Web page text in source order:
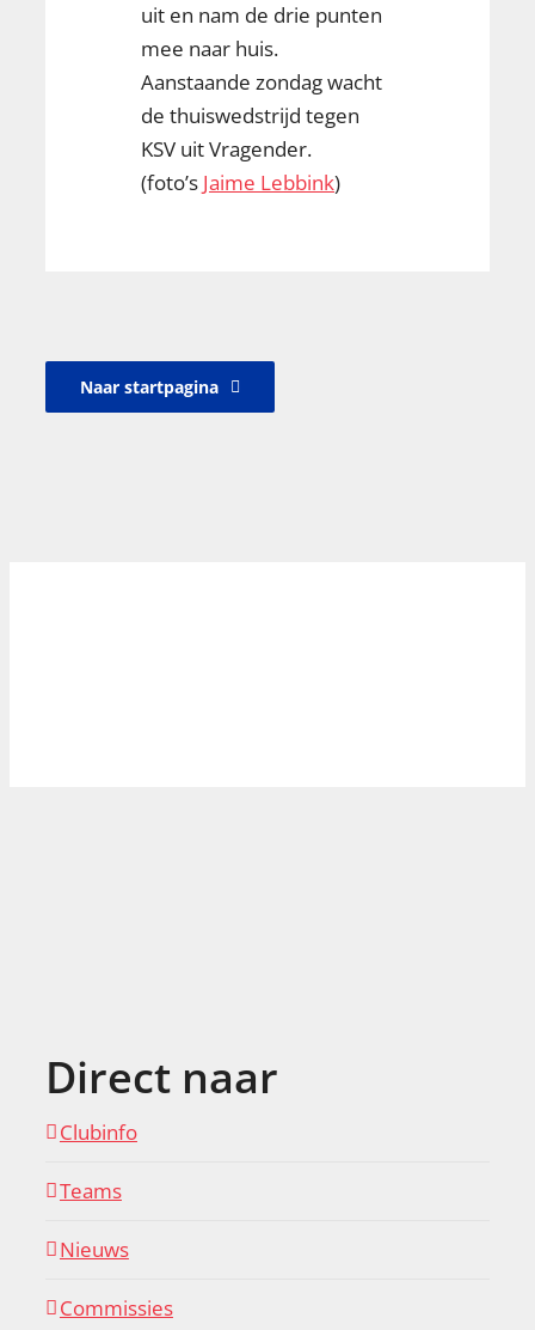
uit en nam de drie punten
mee naar huis.
Aanstaande zondag wacht
de thuiswedstrijd tegen
KSV uit Vragender.
(foto’s Jaime Lebbink)
Naar startpagina
Direct naar
Clubinfo
Teams
Nieuws
Commissies